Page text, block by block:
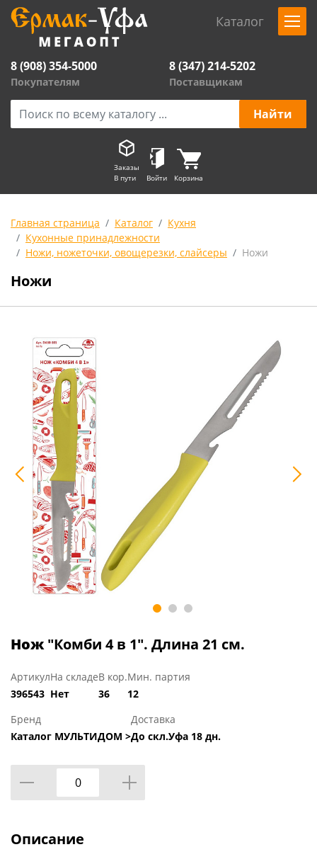
Каталог
8 (908) 354-5000
Покупателям
8 (347) 214-5202
Поставщикам
Заказы
В пути
Войти Корзина
Главная страница Каталог
Кухня
Кухонные принадлежности
Ножи, ножеточки, овощерезки, слайсеры
Ножи
Ножи
Нож "Комби 4 в 1". Длина 21 см.
Артикул
396543
На складе
Нет
В кор.
36
Мин. партия
12
Бренд
Каталог МУЛЬТИДОМ >
Доставка
До скл.Уфа 18 дн.
Описание